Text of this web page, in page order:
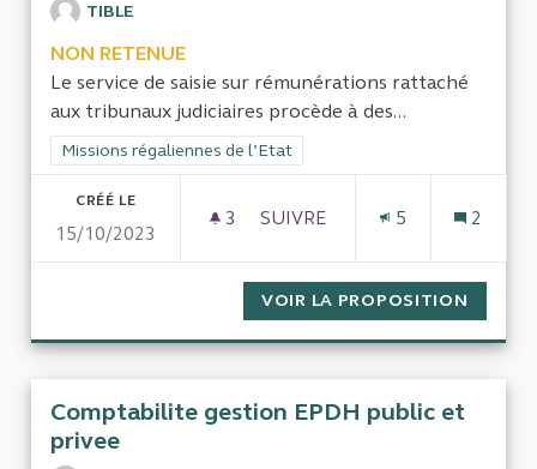
TIBLE
NON RETENUE
Le service de saisie sur rémunérations rattaché
aux tribunaux judiciaires procède à des...
Filtrer les résultats de la catégorie : Missions régaliennes de
Missions régaliennes de l’Etat
CRÉÉ LE
15/10/2023
3 3 ABONNÉS
SUIVRE
5 2
VOIR LA PROPOSITION
Comptabilite gestion EPDH public et
privee